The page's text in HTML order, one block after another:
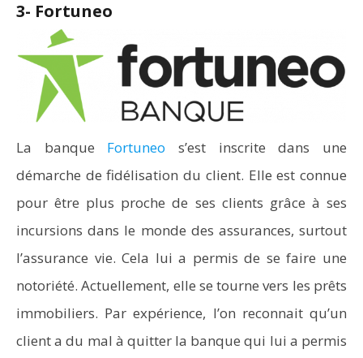
3- Fortuneo
La banque Fortuneo s’est inscrite dans une
démarche de fidélisation du client. Elle est connue
pour être plus proche de ses clients grâce à ses
incursions dans le monde des assurances, surtout
l’assurance vie. Cela lui a permis de se faire une
notoriété. Actuellement, elle se tourne vers les prêts
immobiliers. Par expérience, l’on reconnait qu’un
client a du mal à quitter la banque qui lui a permis